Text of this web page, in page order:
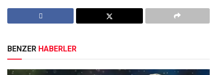
BENZER HABERLER